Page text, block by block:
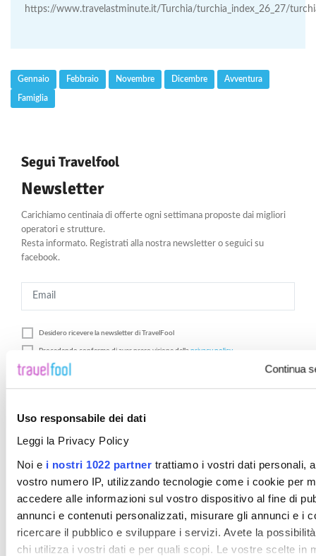
Continua
Uso responsabile dei dati
Leggi la Privacy Policy
Noi e i nostri 1022 partnertrattiamo i vostri dati personali,
vostro numero IP, utilizzando tecnologie come i cookie per
accedere alle informazioni sul vostro dispositivo al fine di
annunci e contenuti personalizzati, misurare gli annunci e i
ricercare il pubblico e sviluppare i servizi. Avete la
chi utilizza i vostri dati e per quali scopi. Le vostre scelte in
https://www.travelastminute.it/Turchia/turchia_index_26_27/
Gennaio Febbraio Novembre Dicembre Avventura
Famiglia
Segui Travelfool
Newsletter
Carichiamo centinaia di offerte ogni settimana proposte dai migliori
operatori e strutture.
Resta informato. Registrati alla nostra newsletter o seguici su
facebook.
Desidero ricevere la newsletter di TravelFool
Procedendo confermo di aver preso visione della privacy policy